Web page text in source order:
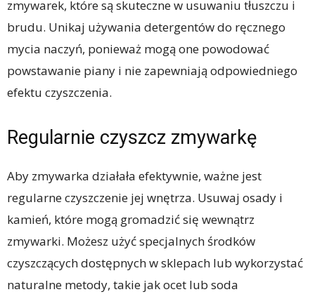
zmywarek, które są skuteczne w usuwaniu tłuszczu i
brudu. Unikaj używania detergentów do ręcznego
mycia naczyń, ponieważ mogą one powodować
powstawanie piany i nie zapewniają odpowiedniego
efektu czyszczenia.
Regularnie czyszcz zmywarkę
Aby zmywarka działała efektywnie, ważne jest
regularne czyszczenie jej wnętrza. Usuwaj osady i
kamień, które mogą gromadzić się wewnątrz
zmywarki. Możesz użyć specjalnych środków
czyszczących dostępnych w sklepach lub wykorzystać
naturalne metody, takie jak ocet lub soda